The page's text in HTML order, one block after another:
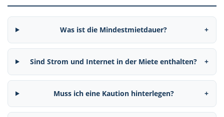
Was ist die Mindestmietdauer? +
Sind Strom und Internet in der Miete enthalten? +
Muss ich eine Kaution hinterlegen? +